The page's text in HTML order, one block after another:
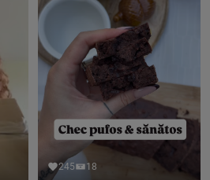
245 18